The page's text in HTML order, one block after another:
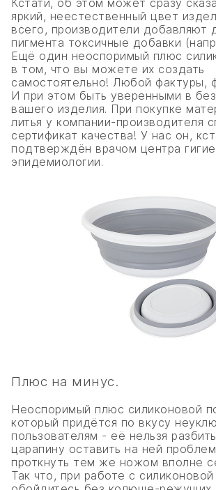
яркий, неестественный цвет
всего, производители добавляют
пигмента токсичные добавки
Ещё один неоспоримый плюс
в том, что вы можете их создать
самостоятельно! Любой фактуры,
И при этом быть уверенными в
вашего изделия. При покупке
литья у компании-производителя
сертификат качества! У нас он,
подтверждён врачом центра
эпидемиологии.
Плюс на минус.
Неоспоримый плюс силиконовой
который придётся по вкусу
пользователям - её нельзя
царапину оставить на ней
проткнуть тем же ножом вполне
Так что, при работе с